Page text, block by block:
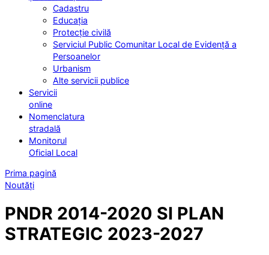
Cadastru
Educația
Protecție civilă
Serviciul Public Comunitar Local de Evidență a
Persoanelor
Urbanism
Alte servicii publice
Servicii
online
Nomenclatura
stradală
Monitorul
Oficial Local
Prima pagină
Noutăți
PNDR 2014-2020 SI PLAN
STRATEGIC 2023-2027